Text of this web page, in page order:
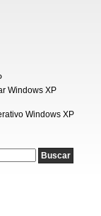
Windows XP
Windows XP